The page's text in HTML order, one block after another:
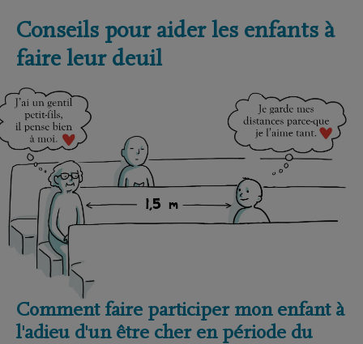
Conseils pour aider les enfants à
faire leur deuil
Comment faire participer mon enfant à
l'adieu d'un être cher en période du